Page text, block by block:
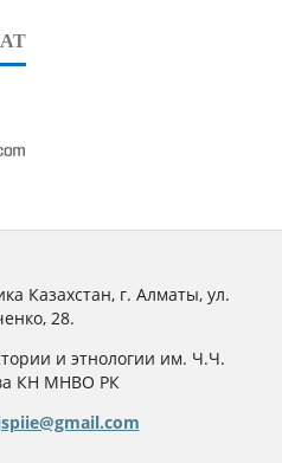
Казахстан, г. Алматы, ул.
28.
и этнологии им. Ч.Ч.
КН МНВО РК